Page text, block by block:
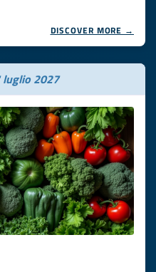
DISCOVER MORE →
luglio 2027